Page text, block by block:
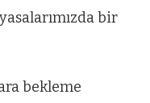
bir
bekleme